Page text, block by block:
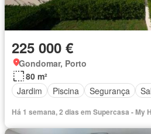
225 000 €
Gondomar, Porto
80 m²
Jardim
Piscina Segurança
Há 1 semana, 2 dias em Supercasa - My